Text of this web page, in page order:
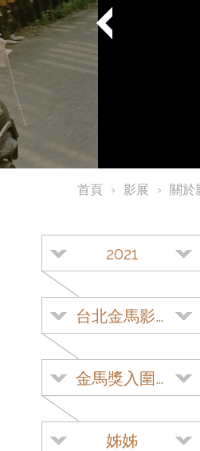
首頁 影展 關於
2021
台北金馬影展
金馬獎入圍影片
姊姊